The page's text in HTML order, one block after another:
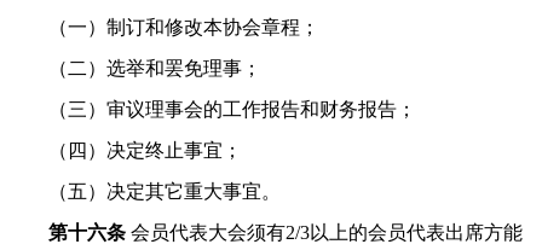
（一）制订和修改本协会章程；
（二）选举和罢免理事；
（三）审议理事会的工作报告和财务报告；
（四）决定终止事宜；
（五）决定其它重大事宜。
第十六条 会员代表大会须有2/3以上的会员代表出席方能